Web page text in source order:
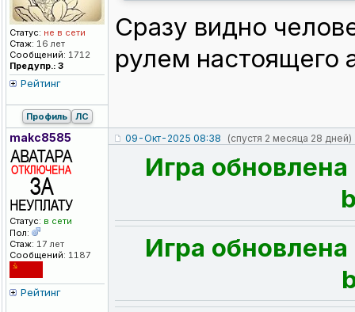
Статус: не в сети
Стаж: 16 лет
Сообщений: 1712
Предупр.: 3
Рейтинг
Сразу видно
рулем настоящего
Профиль ЛС
makc8585
Статус: в сети
Пол:
Стаж: 17 лет
Сообщений: 1187
Рейтинг
09-Окт-2025 08:38 (спустя 2 месяца 28 дней)
Игра
Игра